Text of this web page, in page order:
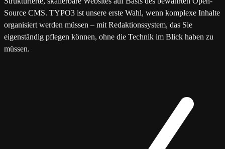
Source CMS. TYPO3 ist unsere erste Wahl, wenn komplexe Inhalte
organisiert werden müssen – mit Redaktionssystem, das Sie
eigenständig pflegen können, ohne die Technik im Blick haben zu
müssen.